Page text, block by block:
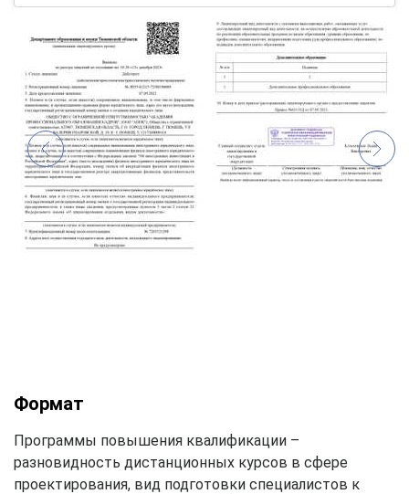
Формат
Программы повышения квалификации –
разновидность дистанционных курсов в сфере
проектирования, вид подготовки специалистов к